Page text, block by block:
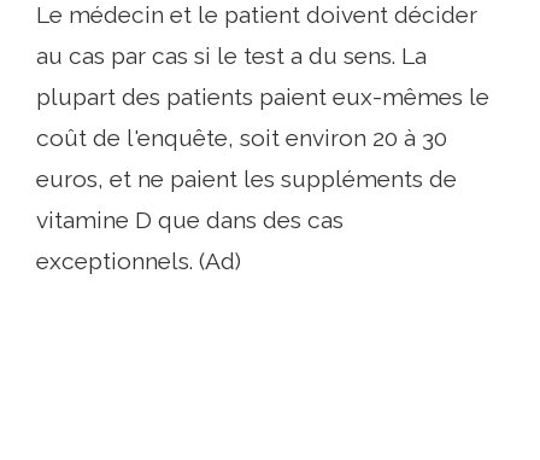
Le médecin et le patient doivent décider
au cas par cas si le test a du sens. La
plupart des patients paient eux-mêmes le
coût de l'enquête, soit environ 20 à 30
euros, et ne paient les suppléments de
vitamine D que dans des cas
exceptionnels. (Ad)